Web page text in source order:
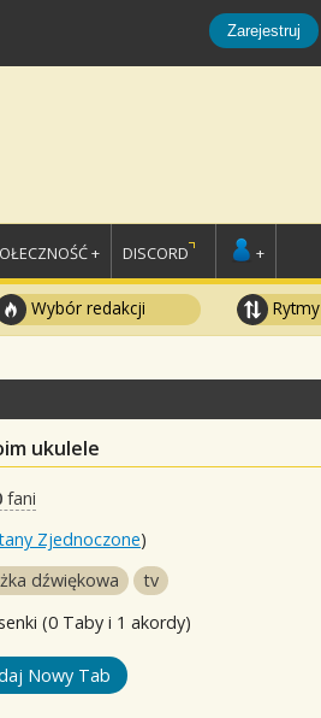
Zarejestruj
+ DISCORD +
Wybór redakcji Rytmy
ukulele
fani
Zjednoczone)
dźwiękowa
tv
(0 Taby i 1 akordy)
Nowy Tab